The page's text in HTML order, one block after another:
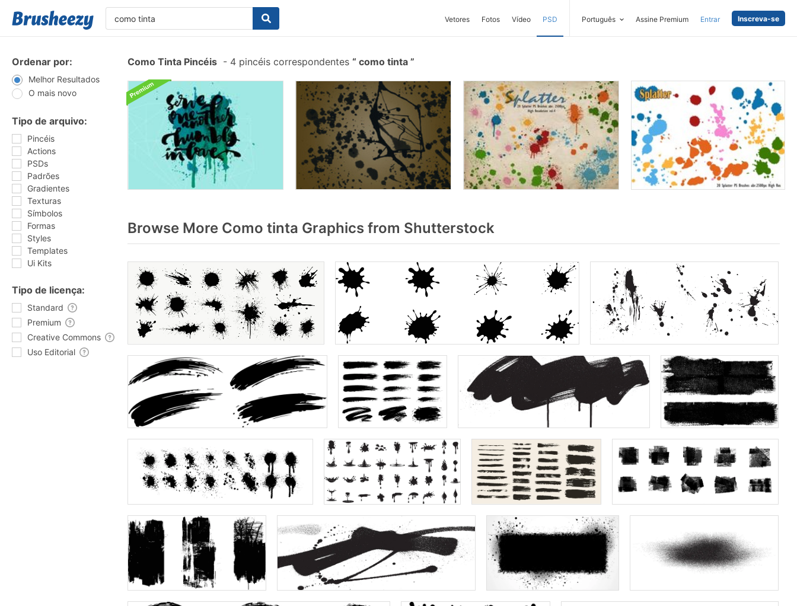
Vetores Fotos Vídeo PSD Português Assine Premium Entrar Inscreva-se
Ordenar por:
Melhor Resultados
O mais novo
Tipo de arquivo:
Pincéis
Actions
PSDs
Padrões
Gradientes
Texturas
Símbolos
Formas
Styles
Templates
Ui Kits
Tipo de licença:
Standard
Premium
Creative Commons
Uso Editorial
Como Tinta Pincéis - 4 pincéis correspondentes como tinta
Browse More Como tinta Graphics from Shutterstock